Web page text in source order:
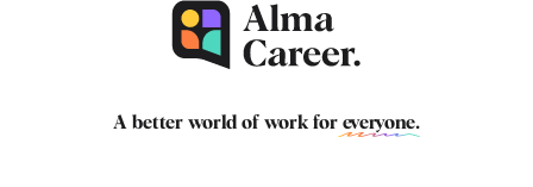
A better world of work for everyone.